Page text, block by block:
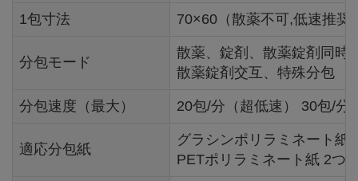
1包寸法 70×60（散薬不可,低速推
分包モード
散薬、錠剤、散薬錠剤同時
散薬錠剤交互、特殊分包
分包速度（最大） 20包/分（超低速） 30包/分
適応分包紙
グラシンポリラミネート紙
PETポリラミネート紙 2つ